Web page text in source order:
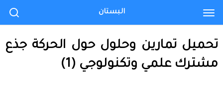
تحميل تمارين وحلول حول الحركة جذع
مشترك علمي وتكنولوجي (1)
البستان